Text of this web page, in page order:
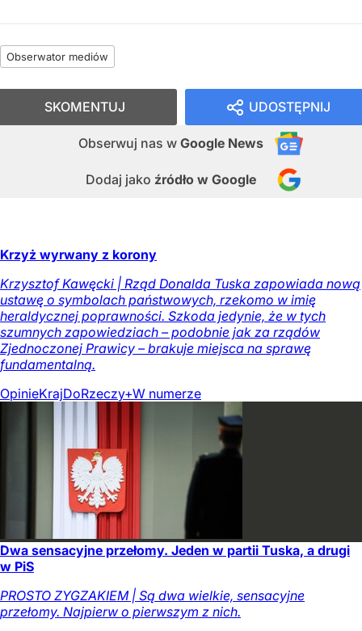
Obserwator mediów
UDOSTĘPNIJ
Obserwuj nas w Google News
Dodaj jako źródło w Google
SKOMENTUJ
Krzyż wyrwany z korony
Krzysztof Kawęcki | Rząd Donalda Tuska zapowiada nową
ustawę o symbolach państwowych, rzekomo w imię
heraldycznej poprawności. Szkoda jedynie, że w tych
szumnych zapowiedziach – podobnie jak za rządów
Zjednoczonej Prawicy – brakuje miejsca na sprawę
fundamentalną.
OpinieKrajDoRzeczy+W numerze
Dwa sensacyjne przełomy. Jeden w partii Tuska, a drugi
w PiS
PROSTO ZYGZAKIEM | Są dwa wielkie, sensacyjne
przełomy. Najpierw o pierwszym z nich.